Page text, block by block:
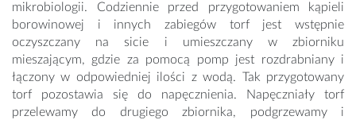
mikrobiologii. Codziennie przed przygotowaniem kąpieli
borowinowej i innych zabiegów torf jest wstępnie
oczyszczany na sicie i umieszczany w zbiorniku
mieszającym, gdzie za pomocą pomp jest rozdrabniany i
łączony w odpowiedniej ilości z wodą. Tak przygotowany
torf pozostawia się do napęcznienia. Napęczniały torf
przelewamy do drugiego zbiornika, podgrzewamy i